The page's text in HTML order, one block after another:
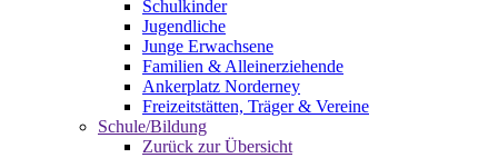
Schulkinder
Jugendliche
Junge Erwachsene
Familien & Alleinerziehende
Ankerplatz Norderney
Freizeitstätten, Träger & Vereine
Schule/Bildung
Zurück zur Übersicht